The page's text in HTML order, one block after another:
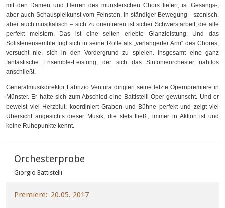
mit den Damen und Herren des münsterschen Chors liefert, ist Gesangs-,
aber auch Schauspielkunst vom Feinsten. In ständiger Bewegung - szenisch,
aber auch musikalisch – sich zu orientieren ist sicher Schwerstarbeit, die alle
perfekt meistern. Das ist eine selten erlebte Glanzleistung. Und das
Solistenensemble fügt sich in seine Rolle als „verlängerter Arm“ des Chores,
versucht nie, sich in den Vordergrund zu spielen. Insgesamt eine ganz
fantastische Ensemble-Leistung, der sich das Sinfonieorchester nahtlos
anschließt.
Generalmusikdirektor Fabrizio Ventura dirigiert seine letzte Opernpremiere in
Münster. Er hatte sich zum Abschied eine Battistelli-Oper gewünscht. Und er
beweist viel Herzblut, koordiniert Graben und Bühne perfekt und zeigt viel
Übersicht angesichts dieser Musik, die stets fließt, immer in Aktion ist und
keine Ruhepunkte kennt.
Orchesterprobe
Giorgio Battistelli
Premiere 20.05. 2017